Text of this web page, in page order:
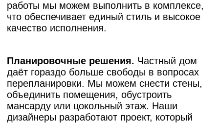
Для вашего удобства мы оформляем
каждый проект так, будто
вы присутствовали на объекте с первого
дня: кратко описываем задачу и пожелания,
показываем, почему выбрали именно такие
планировочные решения и материалы,
прикладываем фото «до/после», реальную
смету и фактические сроки.
Портфолио/